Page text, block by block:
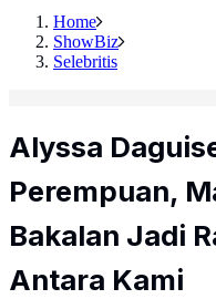
Home
ShowBiz
Selebritis
Alyssa
Perempuan,
Bakalan Jadi
Antara Kami